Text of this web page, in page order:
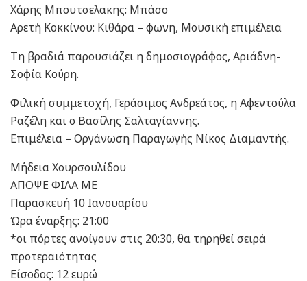
Χάρης Μπουτσελακης: Μπάσο
Αρετή Κοκκίνου: Κιθάρα – φωνη, Μουσική επιμέλεια
Τη βραδιά παρουσιάζει η δημοσιογράφος, Αριάδνη-
Σοφία Κούρη.
Φιλική συμμετοχή, Γεράσιμος Ανδρεάτος, η Αφεντούλα
Ραζέλη και ο Βασίλης Σαλταγίαννης.
Επιμέλεια – Οργάνωση Παραγωγής Νίκος Διαμαντής.
Μήδεια Χουρσουλίδου
ΑΠΟΨΕ ΦΙΛΑ ΜΕ
Παρασκευή 10 Ιανουαρίου
Ώρα έναρξης: 21:00
*οι πόρτες ανοίγουν στις 20:30, θα τηρηθεί σειρά
προτεραιότητας
Είσοδος: 12 ευρώ